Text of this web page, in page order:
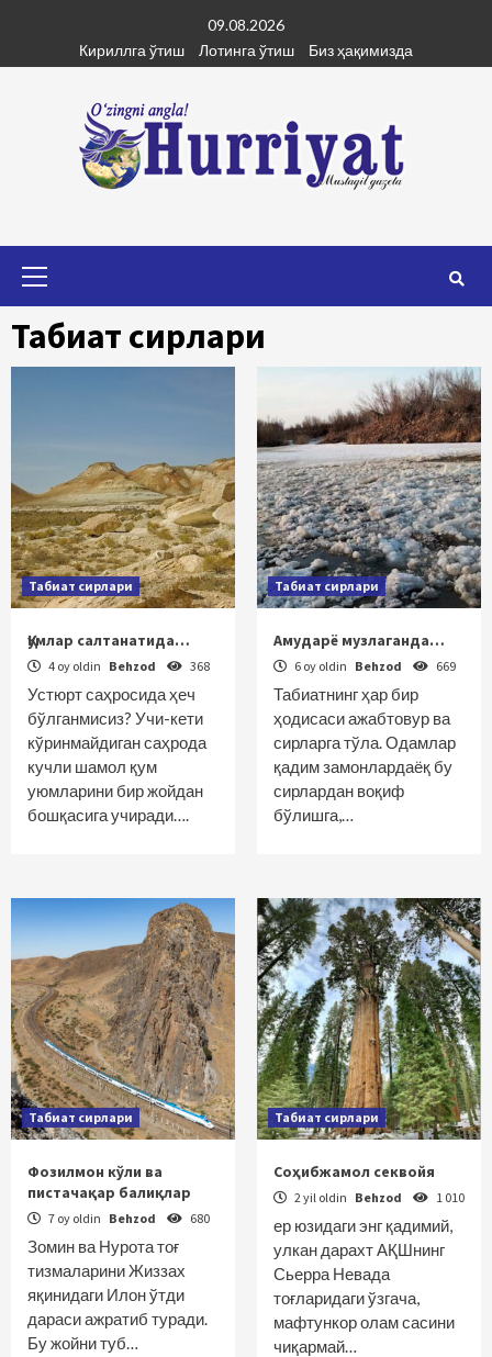
content
09.08.2026
Кириллга ўтиш
Лотинга ўтиш Биз ҳақимизда
Табиат сирлари
Табиат сирлари
Қумлар салтанатида…
4 oy oldin Behzod 368
Устюрт саҳросида ҳеч
бўлганмисиз? Учи-кети
кўринмайдиган саҳрода
кучли шамол қум
уюмларини бир жойдан
бошқасига учиради….
Табиат сирлари
Амударё музлаганда…
6 oy oldin Behzod 669
Табиатнинг ҳар бир
ҳодисаси ажабтовур ва
сирларга тўла. Одамлар
қадим замонлардаёқ бу
сирлардан воқиф
бўлишга,…
Табиат сирлари
Фозилмон кўли ва
пистачақар балиқлар
7 oy oldin Behzod 680
Зомин ва Нурота тоғ
тизмаларини Жиззах
яқинидаги Илон ўтди
дараси ажратиб туради.
Бу жойни туб…
Табиат сирлари
Соҳибжамол секвойя
2 yil oldin Behzod 1 010
ер юзидаги энг қадимий,
улкан дарахт АҚШнинг
Сьерра Невада
тоғларидаги ўзгача,
мафтункор олам сасини
чиқармай…